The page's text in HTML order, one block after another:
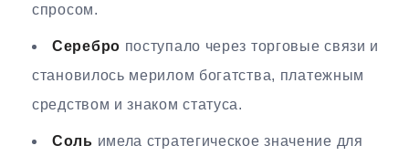
спросом.
Серебро поступало через торговые связи и
становилось мерилом богатства, платежным
средством и знаком статуса.
Соль имела стратегическое значение для